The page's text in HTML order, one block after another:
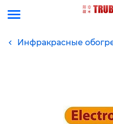
Инфракрасные